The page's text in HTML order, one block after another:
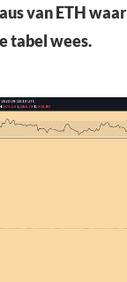
van ETH
tabel wees.